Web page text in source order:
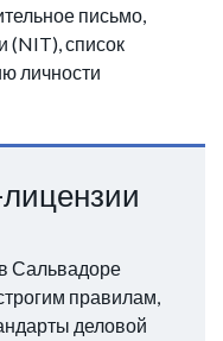
письмо,
(NIT), список
личности
Сальвадоре
правилам,
деловой